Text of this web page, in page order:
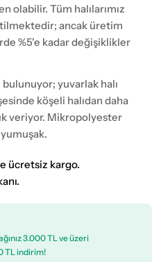
olabilir. Tüm halılarımız
ancak üretim
%5'e kadar değişiklikler
yuvarlak halı
köşeli halıdan daha
veriyor. Mikropolyester
ücretsiz kargo.
3.000 TL ve üzeri
TL indirim!